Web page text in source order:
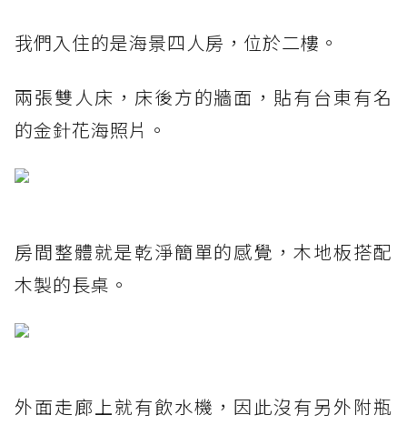
我們入住的是海景四人房，位於二樓。
兩張雙人床，床後方的牆面，貼有台東有名
的金針花海照片。
房間整體就是乾淨簡單的感覺，木地板搭配
木製的長桌。
外面走廊上就有飲水機，因此沒有另外附瓶